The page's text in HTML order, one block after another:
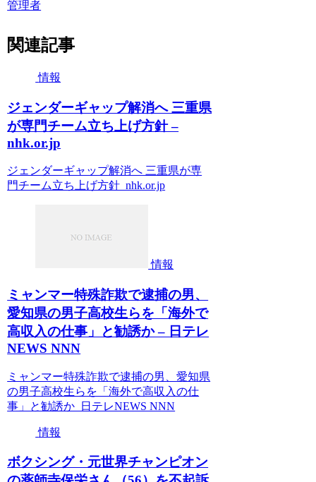
管理者
関連記事
情報
ジェンダーギャップ解消へ 三重県
が専門チーム立ち上げ方針 –
nhk.or.jp
ジェンダーギャップ解消へ 三重県が専
門チーム立ち上げ方針 nhk.or.jp
情報
ミャンマー特殊詐欺で逮捕の男、
愛知県の男子高校生らを「海外で
高収入の仕事」と勧誘か – 日テレ
NEWS NNN
ミャンマー特殊詐欺で逮捕の男、愛知県
の男子高校生らを「海外で高収入の仕
事」と勧誘か 日テレNEWS NNN
情報
ボクシング・元世界チャンピオン